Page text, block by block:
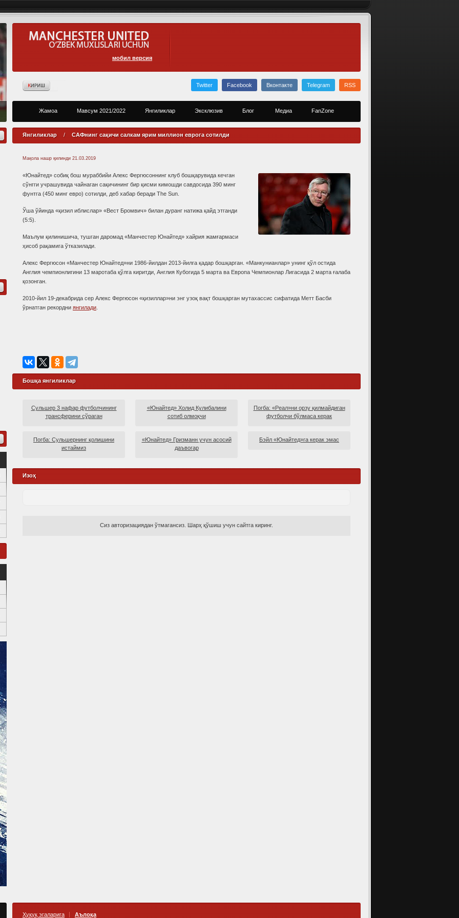
мобил версия
Twitter Facebook Вконтакте Telegram RSS
Жамоа Мавсум 2021/2022 Янгиликлар Эксклюзив Блог Медиа FanZone
Янгиликлар / САФнинг сақичи салкам ярим миллион еврога сотилди
Мақола нашр қилинди 21.03.2019
«Юнайтед» собиқ бош мураббийи Алекс Фергюсоннинг клуб бошқарувида кечган
сўнгги учрашувида чайнаган сақичининг бир қисми кимошди савдосида 390 минг
фунтга (450 минг евро) сотилди, деб хабар беради The Sun.
Ўша ўйинда «қизил иблислар» «Вест Бромвич» билан дуранг натижа қайд этганди
(5:5).
Маълум қилинишича, тушган даромад «Манчестер Юнайтед» хайрия жамғармаси
ҳисоб рақамига ўтказилади.
Алекс Фергюсон «Манчестер Юнайтед»ни 1986-йилдан 2013-йилга қадар бошқарган. «Манкунианлар» унинг қўл остида
Англия чемпионлигини 13 маротаба қўлга киритди, Англия Кубогида 5 марта ва Европа Чемпионлар Лигасида 2 марта ғалаба
қозонган.
2010-йил 19-декабрида сер Алекс Фергюсон «қизиллар»ни энг узоқ вақт бошқарган мутахассис сифатида Метт Басби
ўрнатган рекордни янгилади
Бошқа янгиликлар
Сульшер 3 нафар футболчининг
трансферини сўраган
«Юнайтед» Холид Кулибалини
сотиб олмоқчи
Погба: «Реал»ни орзу қилмайдиган
футболчи бўлмаса керак
Погба: Сульшернинг қолишини
истаймиз
«Юнайтед» Гризманн учун асосий
даъвогар
Бэйл «Юнайтед»га керак эмас
Изоҳ
Сиз авторизациядан ўтмагансиз. Шарҳ қўшиш учун сайтга киринг.
Ҳуқуқ эгаларига Аълоқа